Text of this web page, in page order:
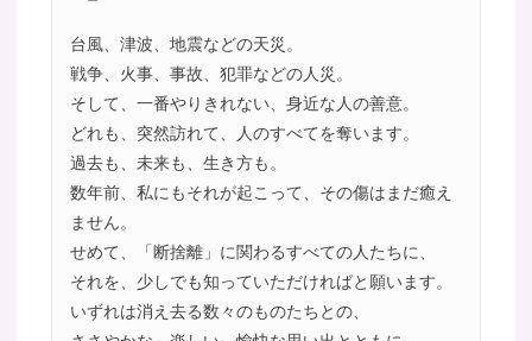
台風、津波、地震などの天災。
戦争、火事、事故、犯罪などの人災。
そして、一番やりきれない、身近な人の善意。
どれも、突然訪れて、人のすべてを奪います。
過去も、未来も、生き方も。
数年前、私にもそれが起こって、その傷はまだ癒え
ません。
せめて、「断捨離」に関わるすべての人たちに、
それを、少しでも知っていただければと願います。
いずれは消え去る数々のものたちとの、